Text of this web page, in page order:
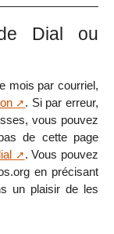
Dial ou
mois par courriel,
. Si par erreur,
vous pouvez
de cette page
. Vous pouvez
en précisant
un plaisir de les